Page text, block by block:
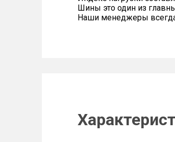
Шины это один из
Наши менеджеры всегда